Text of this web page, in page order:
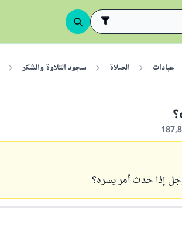
عبادات الصلاة سجود التلاوة والشكر
إذا حدث أمر يسره؟